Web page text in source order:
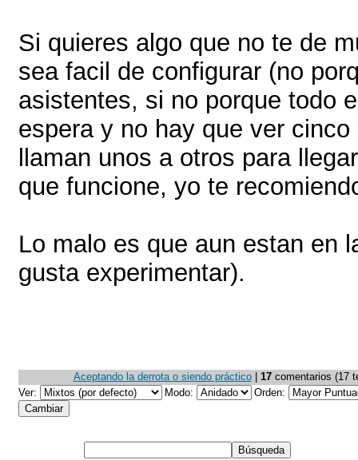
Si quieres algo que no te de
sea facil de configurar (no
asistentes, si no porque todo
espera y no hay que ver
llaman unos a otros para
que funcione, yo te
Lo malo es que aun estan en
gusta experimentar).
Aceptando la derrota o siendo práctico| 17comentarios (17
Ver:
Modo: Orden: